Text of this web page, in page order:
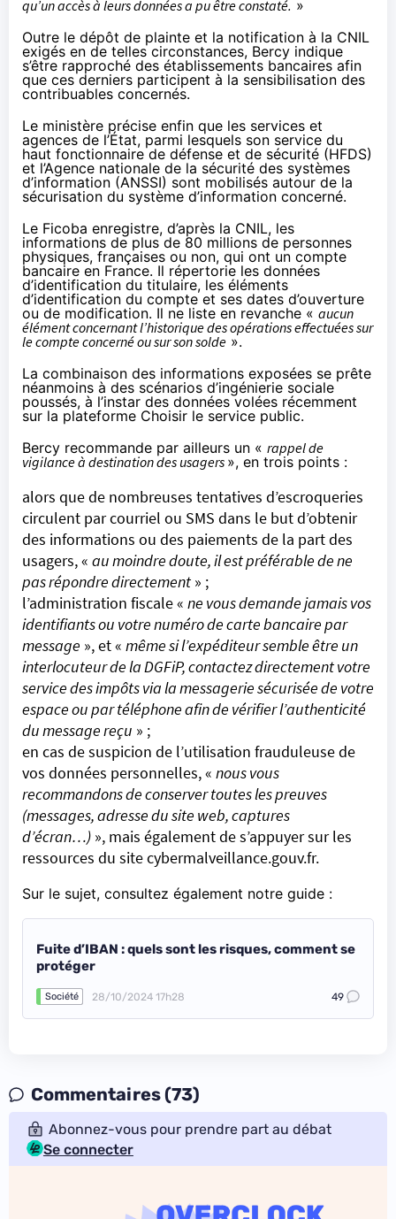
qu’un accès à leurs données a pu être constaté. »
Outre le dépôt de plainte et la notification à la CNIL
exigés en de telles circonstances, Bercy indique
s’être rapproché des établissements bancaires afin
que ces derniers participent à la sensibilisation des
contribuables concernés.
Le ministère précise enfin que les services et
agences de l’État, parmi lesquels son service du
haut fonctionnaire de défense et de sécurité (HFDS)
et l’Agence nationale de la sécurité des systèmes
d’information (ANSSI) sont mobilisés autour de la
sécurisation du système d’information concerné.
Le Ficoba enregistre, d’après la CNIL, les
informations de plus de 80 millions de personnes
physiques, françaises ou non, qui ont un compte
bancaire en France. Il répertorie les données
d’identification du titulaire, les éléments
d’identification du compte et ses dates d’ouverture
ou de modification. Il ne liste en revanche « aucun
élément concernant l’historique des opérations effectuées sur
le compte concerné ou sur son solde ».
La combinaison des informations exposées se prête
néanmoins à des scénarios d’ingénierie sociale
poussés, à l’instar des données volées récemment
sur la plateforme Choisir le service public.
Bercy recommande par ailleurs un « rappel de
vigilance à destination des usagers », en trois points :
alors que de nombreuses tentatives d’escroqueries
circulent par courriel ou SMS dans le but d’obtenir
des informations ou des paiements de la part des
usagers, « au moindre doute, il est préférable de ne
pas répondre directement » ;
l’administration fiscale « ne vous demande jamais vos
identifiants ou votre numéro de carte bancaire par
message », et « même si l’expéditeur semble être un
interlocuteur de la DGFiP, contactez directement votre
service des impôts via la messagerie sécurisée de votre
espace ou par téléphone afin de vérifier l’authenticité
du message reçu » ;
en cas de suspicion de l’utilisation frauduleuse de
vos données personnelles, « nous vous
recommandons de conserver toutes les preuves
(messages, adresse du site web, captures
d’écran…) », mais également de s’appuyer sur les
ressources du sitecybermalveillance.gouv.fr.
Sur le sujet, consultez également notre guide :
Fuite d’IBAN : quels sont les risques, comment se
protéger
Société 28/10/2024 17h28 49
Commentaires (73)
Abonnez-vous pour prendre part au débat
Se connecter